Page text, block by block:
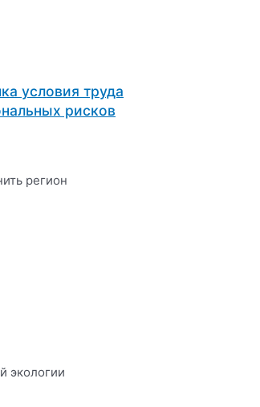
условия труда
рисков
экологии